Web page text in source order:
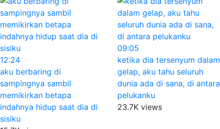
12:24
aku berbaring di
sampingnya sambil
memikirkan betapa
indahnya hidup saat dia di
sisiku
09:05
ketika dia tersenyum dalam
gelap, aku tahu seluruh
dunia ada di sana, di antara
pelukanku
23.7K views